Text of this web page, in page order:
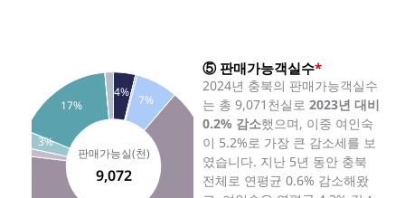
4% 7%
3%
17%
판매가능실(천)
9,072
⑤ 판매가능객실수*
2024년 충북의 판매가능객실수
는 총 9,071천실로 2023년 대비
0.2% 감소했으며, 이중 여인숙
이 5.2%로 가장 큰 감소세를 보
였습니다. 지난 5년 동안 충북
전체로 연평균 0.6% 감소해왔